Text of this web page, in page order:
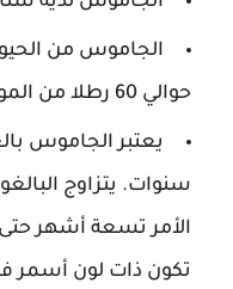
الجاموس من
حوالي 60 رطلا من المواد النباتية والأعشاب يوميا.
سنوات. يتزاوج
الأمر تسعة أشهر حتى
تكون ذات لون أسمر